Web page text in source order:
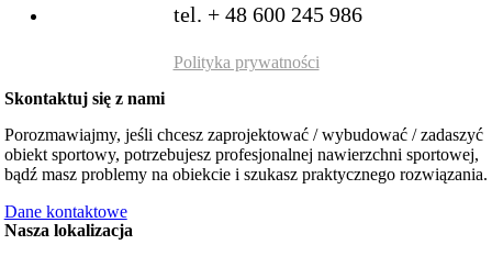
tel. + 48 600 245 986
Polityka prywatności
Skontaktuj się z nami
Porozmawiajmy, jeśli chcesz zaprojektować / wybudować / zadaszyć
obiekt sportowy, potrzebujesz profesjonalnej nawierzchni sportowej,
bądź masz problemy na obiekcie i szukasz praktycznego rozwiązania.
Dane kontaktowe
Nasza lokalizacja